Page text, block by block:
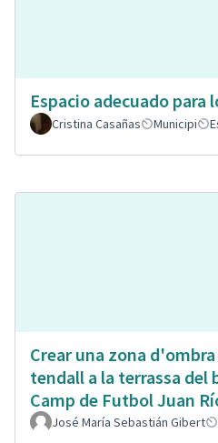
Espacio adecuado para
Cristina Casañas
Municipi
Crear una zona
tendall a la terrassa del
Camp de Futbol Juan
José María Sebastián Gibert